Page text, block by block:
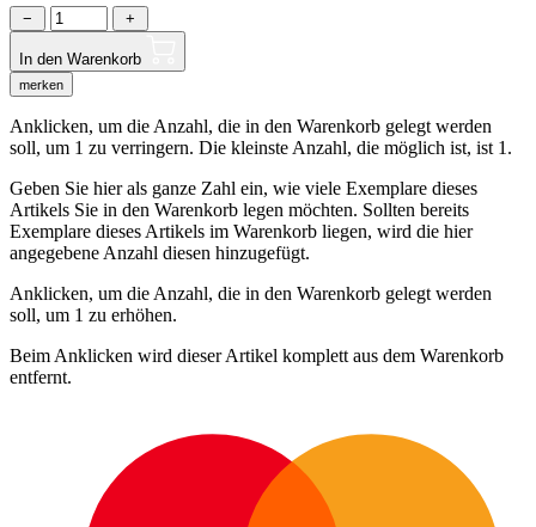
− +
In den Warenkorb
merken
Anklicken, um die Anzahl, die in den Warenkorb gelegt werden
soll, um 1 zu verringern. Die kleinste Anzahl, die möglich ist, ist 1.
Geben Sie hier als ganze Zahl ein, wie viele Exemplare dieses
Artikels Sie in den Warenkorb legen möchten. Sollten bereits
Exemplare dieses Artikels im Warenkorb liegen, wird die hier
angegebene Anzahl diesen hinzugefügt.
Anklicken, um die Anzahl, die in den Warenkorb gelegt werden
soll, um 1 zu erhöhen.
Beim Anklicken wird dieser Artikel komplett aus dem Warenkorb
entfernt.